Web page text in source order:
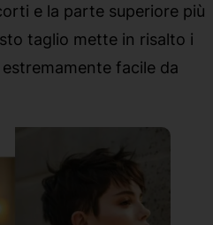
e la parte superiore più
taglio mette in risalto i
facile da